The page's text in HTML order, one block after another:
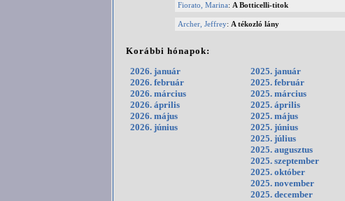
Fiorato, Marina: A Botticelli-titok
Archer, Jeffrey: A tékozló lány
Korábbi hónapok:
2026. január
2026. február
2026. március
2026. április
2026. május
2026. június
2025. január
2025. február
2025. március
2025. április
2025. május
2025. június
2025. július
2025. augusztus
2025. szeptember
2025. október
2025. november
2025. december